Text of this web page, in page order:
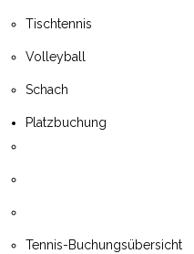
Tischtennis
Volleyball
Schach
Platzbuchung
Tennis-Buchungsübersicht